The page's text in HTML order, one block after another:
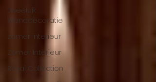
Tweeluik
Wanddecoratie
zomer interieur
Zomer Interieur
Royal Collection